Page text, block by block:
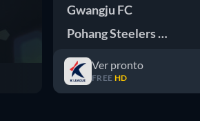
Gwangju FC
Pohang Steelers FC
Ver pronto
FREE HD